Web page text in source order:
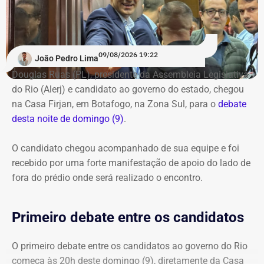
transmissão e atualizações nos Stories. Estamos ao vivo
com o pré-debate desde às 19h.Acompanhe pelo link.
João Pedro Lima09/08/2026 19:22
Douglas Ruas (PL), presidente da Assembleia Legislativa
do Rio (Alerj) e candidato ao governo do estado, chegou
na Casa Firjan, em Botafogo, na Zona Sul, para o debate
desta noite de domingo (9).
O candidato chegou acompanhado de sua equipe e foi
recebido por uma forte manifestação de apoio do lado de
fora do prédio onde será realizado o encontro.
Primeiro debate entre os candidatos
O primeiro debate entre os candidatos ao governo do Rio
começa às 20h deste domingo (9), diretamente da Casa